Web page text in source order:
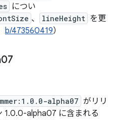
につい
、 lineHeight を更
b/473560419）
alpha07 がリリ
1.0.0-alpha07 に含まれる